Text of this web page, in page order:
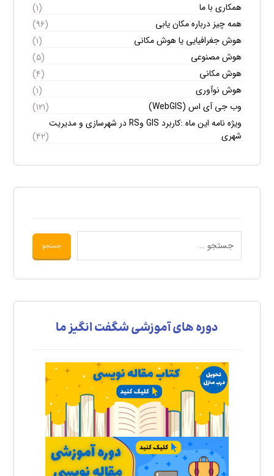
همکاری با ما
(۱)
همه چیز درباره مکان یابی
(۹۶)
هوش جغرافیایی یا هوش مکانی
(۱)
هوش مصنوعی
(۵)
هوش مکانی
(۴)
هوش نوآوری
(۱)
وب جی آی اس (WebGIS)
(۱۲۱)
ویژه نامه این ماه :کاربرد GIS وRS در شهرسازی و مدیریت
شهری
(۴۲)
دوره های آموزشی شگفت انگیز ما